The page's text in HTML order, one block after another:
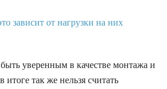
уверенным в качестве монтажа и
так же нельзя считать